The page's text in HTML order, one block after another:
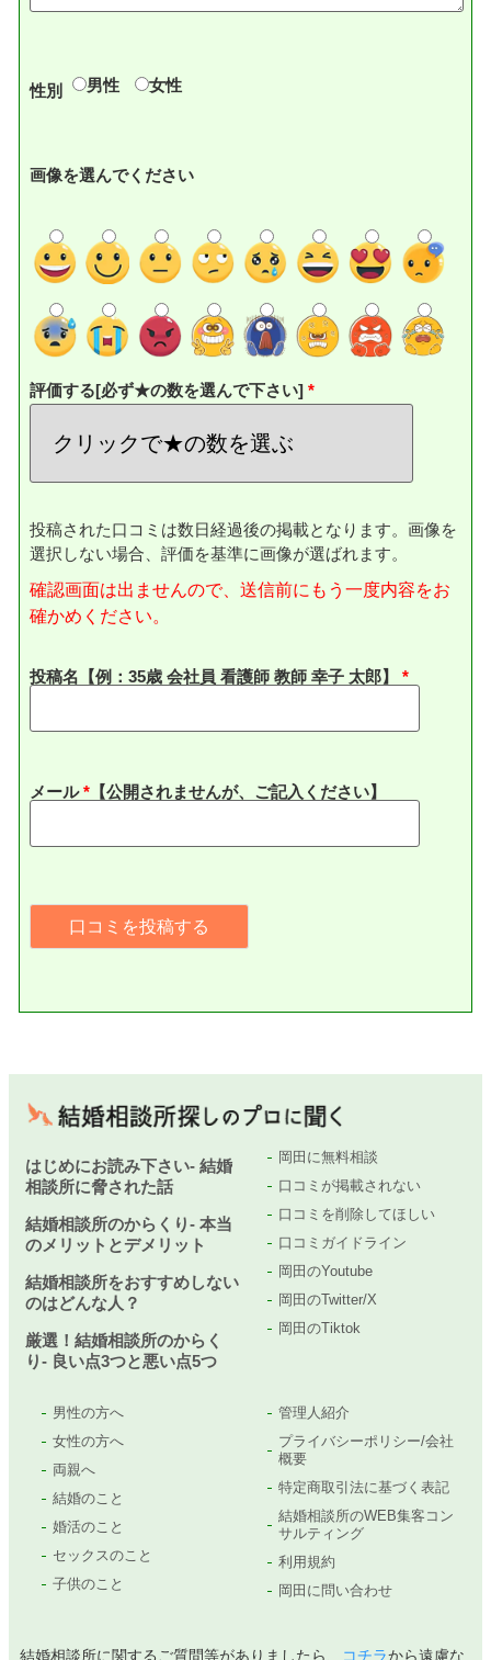
性別 男性 女性
画像を選んでください
評価する[必ず★の数を選んで下さい]
投稿された口コミは数日経過後の掲載となります。画像を
選択しない場合、評価を基準に画像が選ばれます。
確認画面は出ませんので、送信前にもう一度内容をお
確かめください。
投稿名【例：35歳 会社員 看護師 教師 幸子 太郎】
メール* 【公開されませんが、ご記入ください】
はじめにお読み下さい- 結婚
相談所に脅された話
結婚相談所のからくり- 本当
のメリットとデメリット
結婚相談所をおすすめしない
のはどんな人？
厳選！結婚相談所のからく
り- 良い点3つと悪い点5つ
岡田に無料相談
口コミが掲載されない
口コミを削除してほしい
口コミガイドライン
岡田のYoutube
岡田のTwitter/X
岡田のTiktok
男性の方へ
女性の方へ
両親へ
結婚のこと
婚活のこと
セックスのこと
子供のこと
管理人紹介
プライバシーポリシー/会社
概要
特定商取引法に基づく表記
結婚相談所のWEB集客コン
サルティング
利用規約
岡田に問い合わせ
結婚相談所に関するご質問等がありましたら、 コチラから遠慮な